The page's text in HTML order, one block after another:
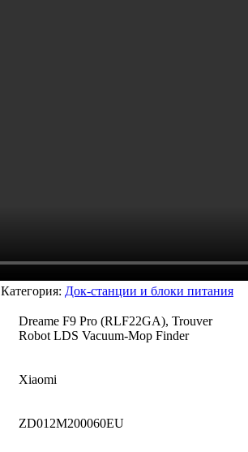
Категория: Док-станции и блоки питания
Drеаmе F9 Рrо (RLF22GА), Trouver
Robot LDS Vacuum-Mop Finder
Xiaomi
ZD012M200060EU